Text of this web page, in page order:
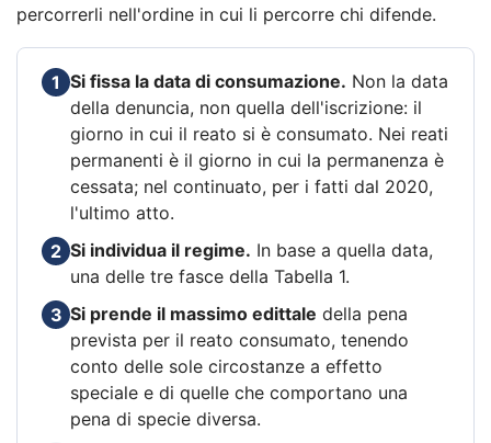
percorrerli nell'ordine in cui li percorre chi difende.
1 Si fissa la data di consumazione. Non la data
della denuncia, non quella dell'iscrizione: il
giorno in cui il reato si è consumato. Nei reati
permanenti è il giorno in cui la permanenza è
cessata; nel continuato, per i fatti dal 2020,
l'ultimo atto.
2 Si individua il regime. In base a quella data,
una delle tre fasce della Tabella 1.
3 Si prende il massimo edittale della pena
prevista per il reato consumato, tenendo
conto delle sole circostanze a effetto
speciale e di quelle che comportano una
pena di specie diversa.